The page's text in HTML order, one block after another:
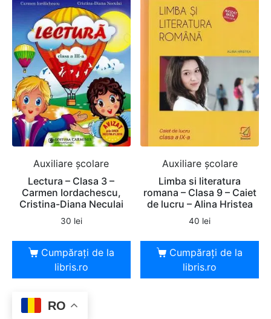
Auxiliare şcolare
Lectura – Clasa 3 –
Carmen Iordachescu,
Cristina-Diana Neculai
30 lei
Cumpărați de la
libris.ro
Auxiliare şcolare
Limba si literatura
romana – Clasa 9 – Caiet
de lucru – Alina Hristea
40 lei
Cumpărați de la
libris.ro
RO